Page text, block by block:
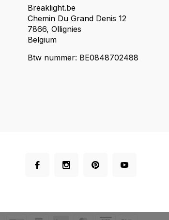
Breaklight.be
Chemin Du Grand Denis 12
7866, Ollignies
Belgium
Btw nummer: BE0848702488